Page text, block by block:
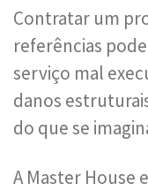
Contratar um
referências
serviço mal
danos
do que se
A Master House